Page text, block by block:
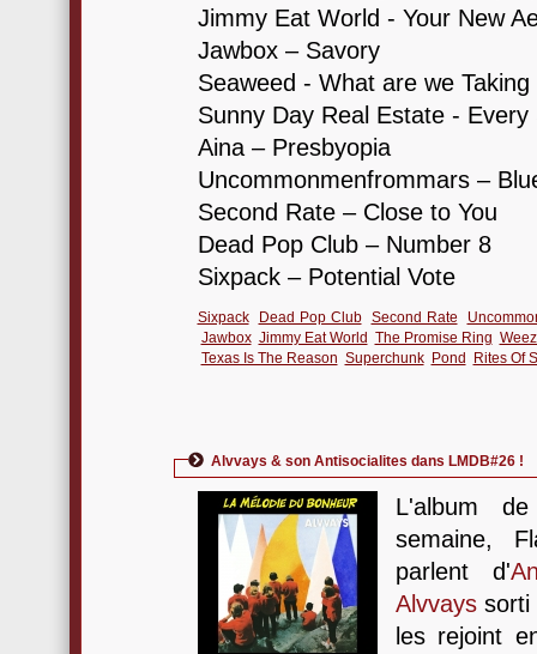
Jimmy Eat World - Your New
Jawbox – Savory
Seaweed - What are we Taking
Sunny Day Real Estate - Every
Aina – Presbyopia
Uncommonmenfrommars –
Second Rate – Close to You
Dead Pop Club – Number 8
Sixpack – Potential Vote
Sixpack Dead Pop Club Second Rate
Jawbox Jimmy Eat World The Promise Ring
Texas Is The Reason Superchunk Pond Rites Of
Alvvays & son Antisocialites dans LMDB#26 !
L'album
semaine,
parlent d'
Alvvayssorti
les rejoint